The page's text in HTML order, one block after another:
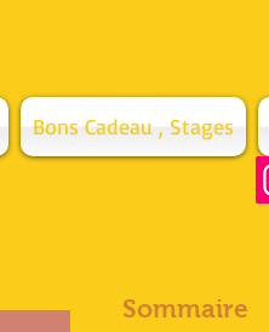
Bons Cadeau , Stages
Sommaire